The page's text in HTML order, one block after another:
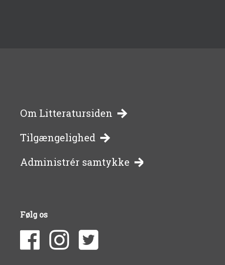
-
bibliotekernes
om
litteratur
Om Litteratursiden
Tilgængelighed
Administrér samtykke
Følg os